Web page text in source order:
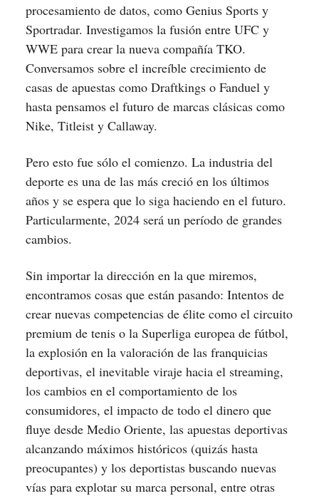
procesamiento de datos, como Genius Sports y
Sportradar. Investigamos la fusión entre UFC y
WWE para crear la nueva compañía TKO.
Conversamos sobre el increíble crecimiento de
casas de apuestas como Draftkings o Fanduel y
hasta pensamos el futuro de marcas clásicas como
Nike, Titleist y Callaway.
Pero esto fue sólo el comienzo. La industria del
deporte es una de las más creció en los últimos
años y se espera que lo siga haciendo en el futuro.
Particularmente, 2024 será un período de grandes
cambios.
Sin importar la dirección en la que miremos,
encontramos cosas que están pasando: Intentos de
crear nuevas competencias de élite como el circuito
premium de tenis o la Superliga europea de fútbol,
la explosión en la valoración de las franquicias
deportivas, el inevitable viraje hacia el streaming,
los cambios en el comportamiento de los
consumidores, el impacto de todo el dinero que
fluye desde Medio Oriente, las apuestas deportivas
alcanzando máximos históricos (quizás hasta
preocupantes) y los deportistas buscando nuevas
vías para explotar su marca personal, entre otras